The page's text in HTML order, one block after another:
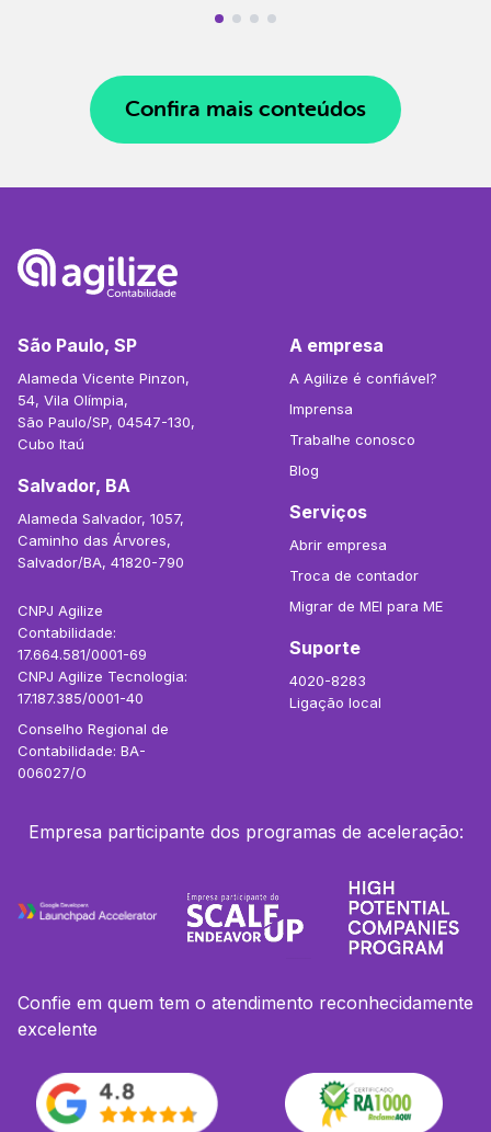
Confira mais conteúdos
São Paulo, SP
Alameda Vicente Pinzon,
54, Vila Olímpia,
São Paulo/SP, 04547-130,
Cubo Itaú
Salvador, BA
Alameda Salvador, 1057,
Caminho das Árvores,
Salvador/BA, 41820-790
CNPJ Agilize
Contabilidade:
17.664.581/0001-69
CNPJ Agilize Tecnologia:
17.187.385/0001-40
Conselho Regional de
Contabilidade: BA-
006027/O
A empresa
A Agilize é confiável?
Imprensa
Trabalhe conosco
Blog
Serviços
Abrir empresa
Troca de contador
Migrar de MEI para ME
Suporte
4020-8283
Ligação local
Empresa participante dos programas de aceleração:
Confie em quem tem o atendimento reconhecidamente
excelente